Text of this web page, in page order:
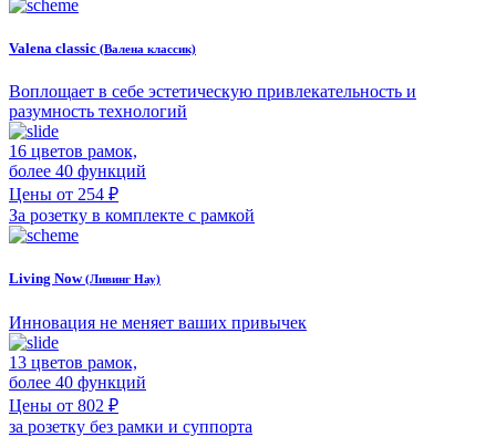
Valena classic (Валена классик)
Воплощает в себе эстетическую привлекательность и
разумность технологий
16 цветов рамок,
более 40 функций
Цены от 254 ₽
За розетку в комплекте с рамкой
Living Now(Ливинг Нау)
Инновация не меняет ваших привычек
13 цветов рамок,
более 40 функций
Цены от 802 ₽
за розетку без рамки и суппорта